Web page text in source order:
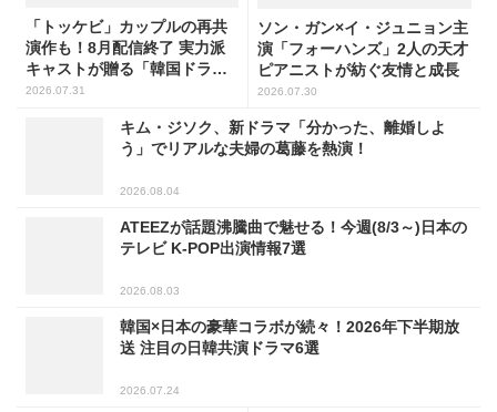
「トッケビ」カップルの再共
演作も！8月配信終了 実力派
キャストが贈る「韓国ドラ
マ」5選
2026.07.31
ソン・ガン×イ・ジュニョン主
演「フォーハンズ」2人の天才
ピアニストが紡ぐ友情と成長
2026.07.30
キム・ジソク、新ドラマ「分かった、離婚しよ
う」でリアルな夫婦の葛藤を熱演！
2026.08.04
ATEEZが話題沸騰曲で魅せる！今週(8/3～)日本の
テレビ K-POP出演情報7選
2026.08.03
韓国×日本の豪華コラボが続々！2026年下半期放
送 注目の日韓共演ドラマ6選
2026.07.24